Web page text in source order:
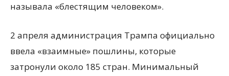
называла «блестящим человеком».
2 апреля администрация Трампа официально
ввела «взаимные» пошлины, которые
затронули около 185 стран. Минимальный